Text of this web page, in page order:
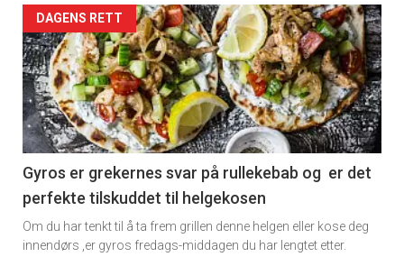
Artikler
detail
-
section
11
Dagens
rett
DAGENS RETT
Gyros er grekernes svar på rullekebab og er det
perfekte tilskuddet til helgekosen
Om du har tenkt til å ta frem grillen denne helgen eller kose deg
innendørs ,er gyros fredags-middagen du har lengtet etter.